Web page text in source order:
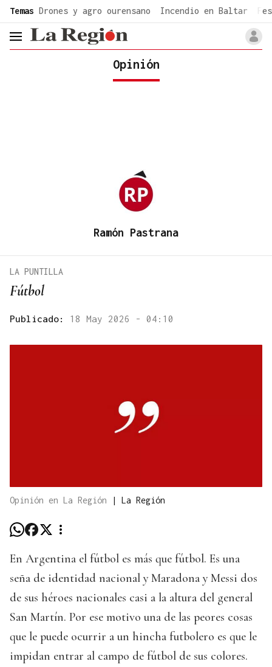
Temas Drones y agro ourensano Incendio en Baltar
header.menu.open
Opinión
Ramón Pastrana
Fútbol
LA PUNTILLA
Publicado: 18 May 2026 - 04:10
Opinión en La Región | La Región
En Argentina el fútbol es más que fútbol. Es una
seña de identidad nacional y Maradona y Messi dos
de sus héroes nacionales casi a la altura del general
San Martín. Por ese motivo una de las peores cosas
que le puede ocurrir a un hincha futbolero es que le
impidan entrar al campo de fútbol de sus colores.